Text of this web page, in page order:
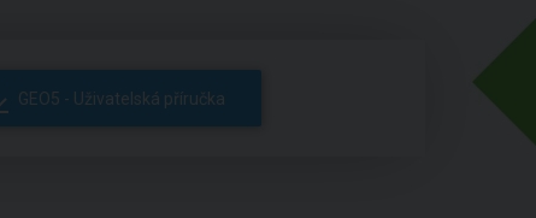
GEO5 - Uživatelská příručka